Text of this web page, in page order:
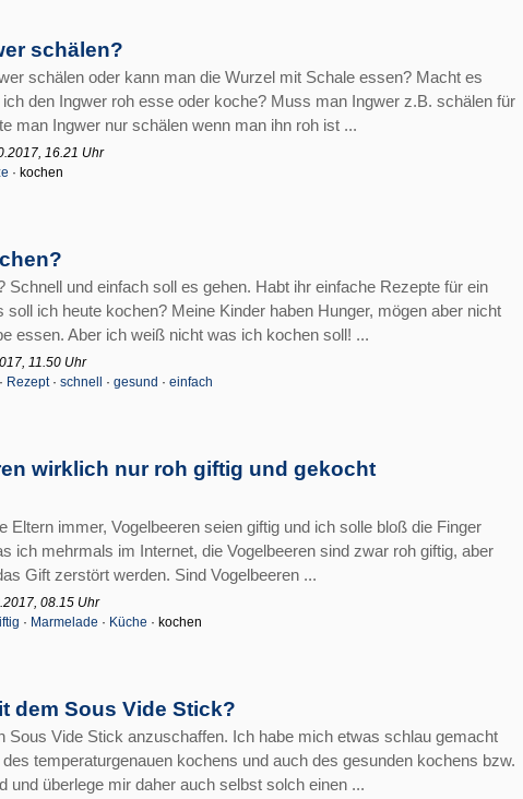
schälen?
schälen oder kann man die Wurzel mit Schale essen? Macht es
den Ingwer roh esse oder koche? Muss man Ingwer z.B. schälen für
man Ingwer nur schälen wenn man ihn roh ist ...
16.21 Uhr
· kochen
Schnell und einfach soll es gehen. Habt ihr einfache Rezepte für ein
soll ich heute kochen? Meine Kinder haben Hunger, mögen aber nicht
essen. Aber ich weiß nicht was ich kochen soll! ...
11.50 Uhr
· Rezept· schnell · gesund · einfach
wirklich nur roh giftig und gekocht
Eltern immer, Vogelbeeren seien giftig und ich solle bloß die Finger
ich mehrmals im Internet, die Vogelbeeren sind zwar roh giftig, aber
Gift zerstört werden. Sind Vogelbeeren ...
08.15 Uhr
· Marmelade · Küche · kochen
dem Sous Vide Stick?
Sous Vide Stick anzuschaffen. Ich habe mich etwas schlau gemacht
des temperaturgenauen kochens und auch des gesunden kochens bzw.
und überlege mir daher auch selbst solch einen ...